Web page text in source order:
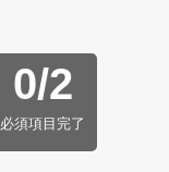
0/2
必須項目完了